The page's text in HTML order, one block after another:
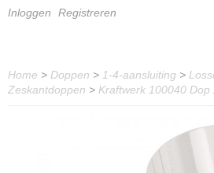
Inloggen Registreren
Home > Doppen > 1-4-aansluiting >
Zeskantdoppen > Kraftwerk 100040